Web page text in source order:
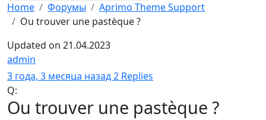
Home Форумы
Aprimo Theme Support
Ou trouver une pastèque ?
Updated on 21.04.2023
admin
3 года, 3 месяца назад2 Replies
Q:
Ou trouver une pastèque ?